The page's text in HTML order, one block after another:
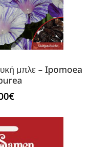
μπλε – Ipomoea
€